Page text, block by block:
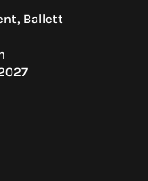
Ballett